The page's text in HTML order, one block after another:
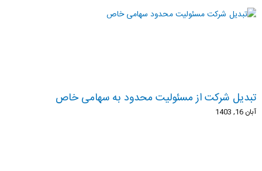
تبدیل شرکت از مسئولیت محدود به سهامی خاص
آبان 16, 1403